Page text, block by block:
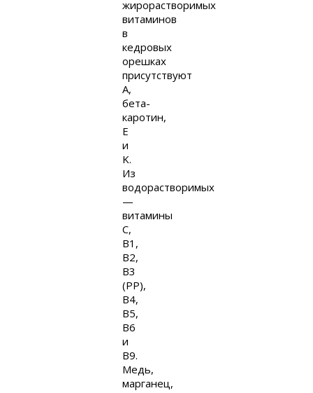
жирорастворимых
витаминов
в
кедровых
орешках
присутствуют
A,
бета-
каротин,
E
и
K.
Из
водорастворимых
—
витамины
C,
B1,
B2,
B3
(PP),
B4,
B5,
B6
и
B9.
Медь,
марганец,